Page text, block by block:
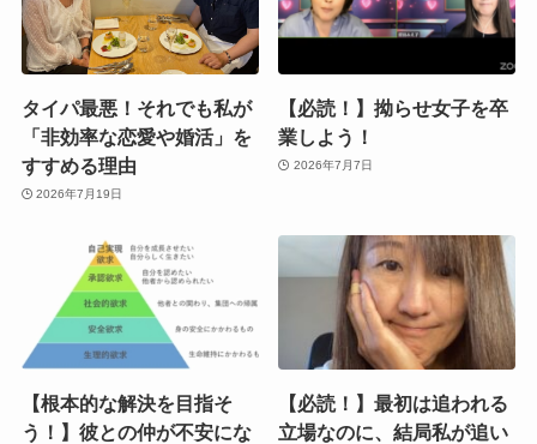
タイパ最悪！それでも私が
「非効率な恋愛や婚活」を
すすめる理由
2026年7月19日
【必読！】拗らせ女子を卒
業しよう！
2026年7月7日
【根本的な解決を目指そ
う！】彼との仲が不安にな
【必読！】最初は追われる
立場なのに、結局私が追い